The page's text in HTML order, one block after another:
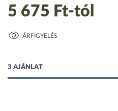
5 675 Ft-tól
ÁRFIGYELÉS
3 AJÁNLAT